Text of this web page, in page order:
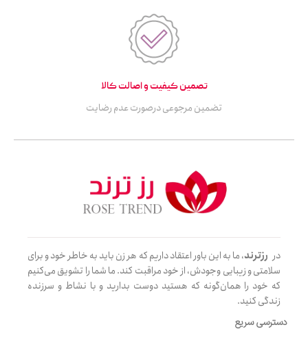
تصمین کیفیت و اصالت کالا
تضمین مرجوعی درصورت عدم رضایت
در رزترند، ما به این باور اعتقاد داریم که هر زن باید به خاطر خود و برای
سلامتی و زیبایی وجودش، از خود مراقبت کند. ما شما را تشویق می‌کنیم
که خود را همان‌گونه که هستید دوست بدارید و با نشاط و سرزنده
زندگی کنید.
دسترسی سریع